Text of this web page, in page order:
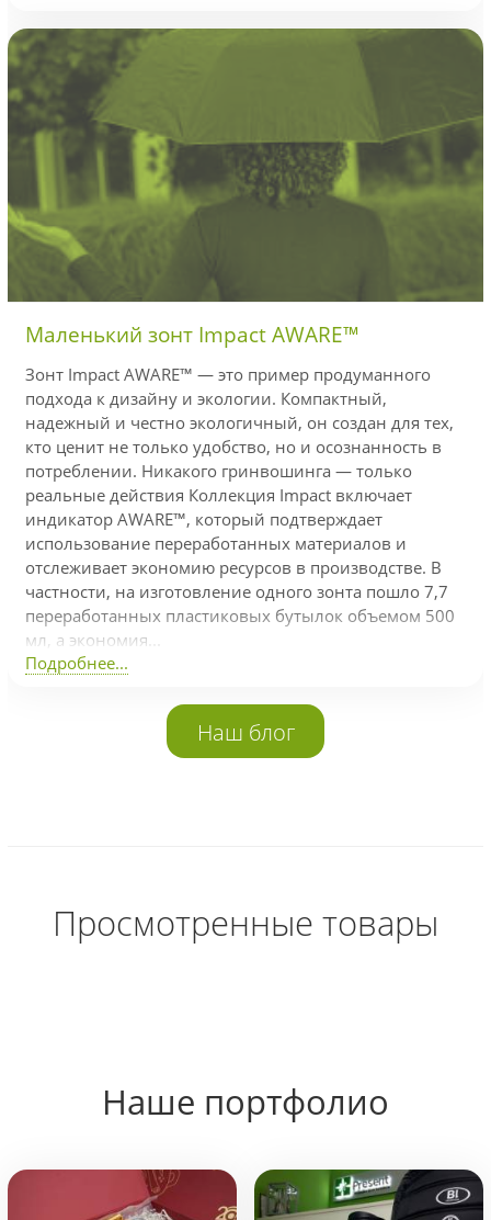
Маленький зонт Impact AWARE™
Зонт Impact AWARE™ — это пример продуманного
подхода к дизайну и экологии. Компактный,
надежный и честно экологичный, он создан для тех,
кто ценит не только удобство, но и осознанность в
потреблении. Никакого гринвошинга — только
реальные действия Коллекция Impact включает
индикатор AWARE™, который подтверждает
использование переработанных материалов и
отслеживает экономию ресурсов в производстве. В
частности, на изготовление одного зонта пошло 7,7
переработанных пластиковых бутылок объемом 500
мл, а экономия...
Подробнее...
Наш блог
Просмотренные товары
Наше портфолио